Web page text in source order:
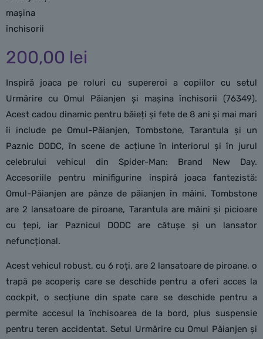
200,00 lei
Inspiră joaca pe roluri cu supereroi a copiilor cu setul
Urmărire cu Omul Păianjen și mașina închisorii (76349).
Acest cadou dinamic pentru băieți și fete de 8 ani și mai mari
îi include pe Omul-Păianjen, Tombstone, Tarantula și un
Paznic DODC, în scene de acțiune în interiorul și în jurul
celebrului vehicul din Spider-Man: Brand New Day.
Accesoriile pentru minifigurine inspiră joaca fantezistă:
Omul-Păianjen are pânze de păianjen în mâini, Tombstone
are 2 lansatoare de piroane, Tarantula are mâini și picioare
cu țepi, iar Paznicul DODC are cătușe și un lansator
nefuncțional.
Acest vehicul robust, cu 6 roți, are 2 lansatoare de piroane, o
trapă pe acoperiș care se deschide pentru a oferi acces la
cockpit, o secțiune din spate care se deschide pentru a
permite accesul la închisoarea de la bord, plus suspensie
pentru teren accidentat. Setul Urmărire cu Omul Păianjen și